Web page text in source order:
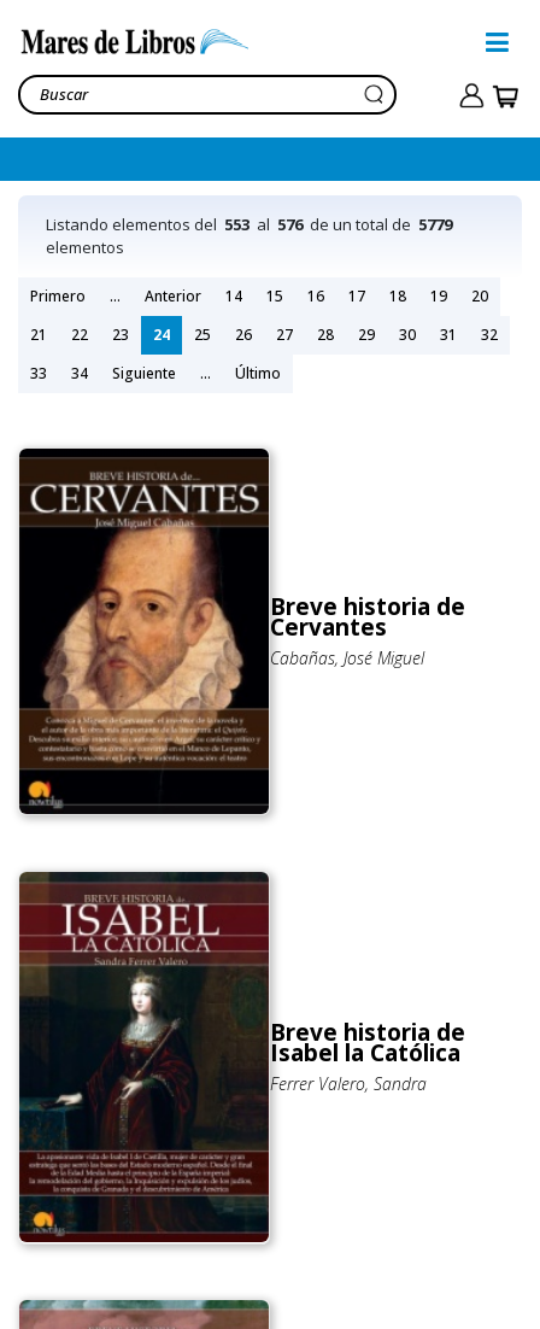
Listando elementos del 553 al 576de un total de 5779
elementos
Primero ... Anterior 14 15 16 17 18 19
20
21
22 23 24 25 26 27 28 29 30 31
32
33
34 Siguiente ... Último
Breve historia de
Cervantes
Cabañas, José Miguel
Breve historia de
Isabel la Católica
Ferrer Valero, Sandra